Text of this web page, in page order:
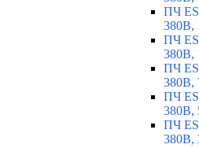
ПЧ
380В,
ПЧ
380В,
ПЧ
380В,
ПЧ
380В,
ПЧ
380В,